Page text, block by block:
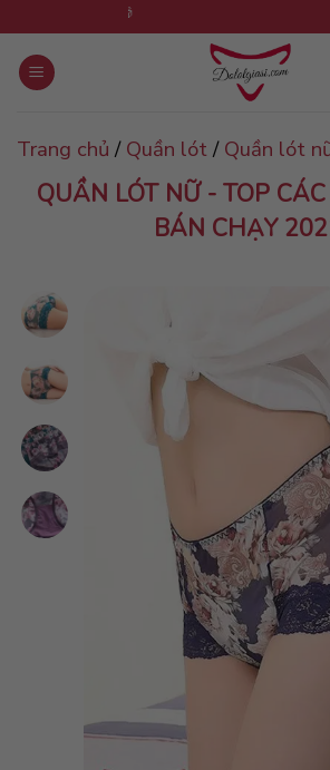
to
content
tặng 1 cùng loại! 🎁
Trang chủ /Quần lót /Quần lót
QUẦN LÓT NỮ - TOP
BÁN CHẠY